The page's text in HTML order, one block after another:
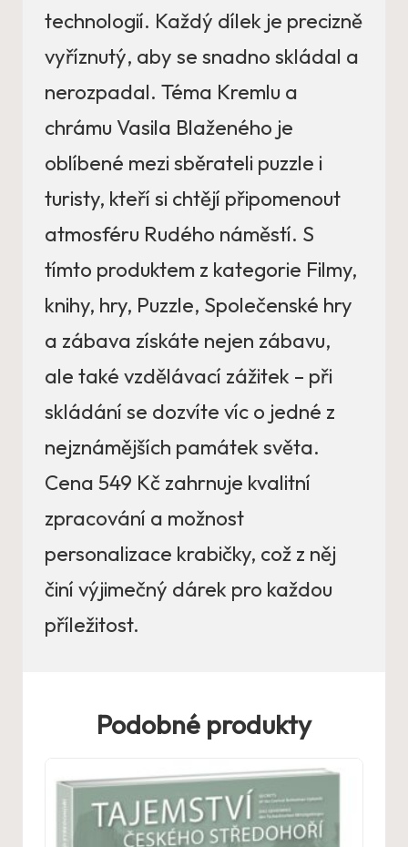
technologií. Každý dílek je precizně
vyříznutý, aby se snadno skládal a
nerozpadal. Téma Kremlu a
chrámu Vasila Blaženého je
oblíbené mezi sběrateli puzzle i
turisty, kteří si chtějí připomenout
atmosféru Rudého náměstí. S
tímto produktem z kategorie Filmy,
knihy, hry, Puzzle, Společenské hry
a zábava získáte nejen zábavu,
ale také vzdělávací zážitek – při
skládání se dozvíte víc o jedné z
nejznámějších památek světa.
Cena 549 Kč zahrnuje kvalitní
zpracování a možnost
personalizace krabičky, což z něj
činí výjimečný dárek pro každou
příležitost.
Podobné produkty